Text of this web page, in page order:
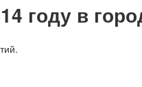
году в